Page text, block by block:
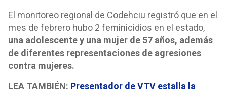
El monitoreo regional de Codehciu registró que en el
mes de febrero hubo 2 feminicidios en el estado,
una adolescente y una mujer de 57 años, además
de diferentes representaciones de agresiones
contra mujeres.
LEA TAMBIÉN: Presentador de VTV estalla la